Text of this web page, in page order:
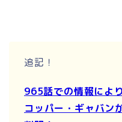
追記！
965話での情報によ
コッパー・ギャバン